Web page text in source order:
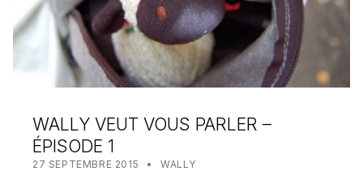
WALLY VEUT VOUS PARLER –
ÉPISODE 1
27 SEPTEMBRE 2015 WRITTEN BY:
MEALIN
CATEGORIZED IN:
WALLY